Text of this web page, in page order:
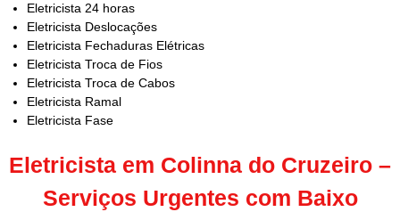
Eletricista 24 horas
Eletricista Deslocações
Eletricista Fechaduras Elétricas
Eletricista Troca de Fios
Eletricista Troca de Cabos
Eletricista Ramal
Eletricista Fase
Eletricista em Colinna do Cruzeiro –
Serviços Urgentes com Baixo